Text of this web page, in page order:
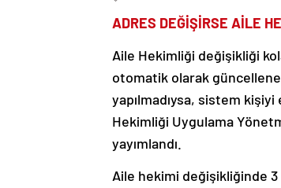
ADRES DEĞİŞİRSE AİLE
Aile Hekimliği değişikliği
otomatik olarak
yapılmadıysa, sistem
Hekimliği Uygulama
yayımlandı.
Aile hekimi değişikliğinde 3